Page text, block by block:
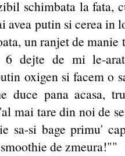
schimbata la fata,
avea putin si cerea in
un ranjet de
6 dejte de mi le-
oxigen si facem o
duce pana acasa,
mai tare din noi de
sa-si bage primu'
de zmeura!""